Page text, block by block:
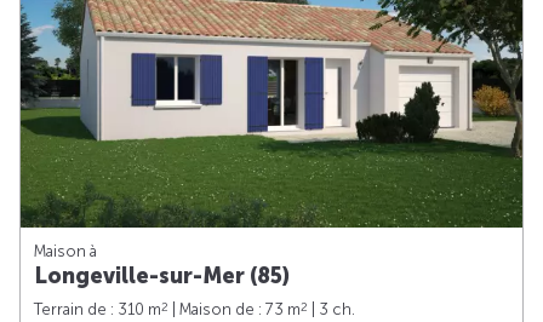
Maison à
Longeville-sur-Mer (85)
Terrain de : 310 m2 | Maison de : 73 m2
| 3 ch.